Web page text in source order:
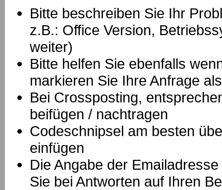
Bitte beschreiben Sie Ihr
z.B.: Office Version,
weiter)
Bitte helfen Sie ebenfalls
markieren Sie Ihre Anfrage
Bei Crossposting,
beifügen / nachtragen
Codeschnipsel am besten
einfügen
Die Angabe der
Sie bei Antworten auf Ihren